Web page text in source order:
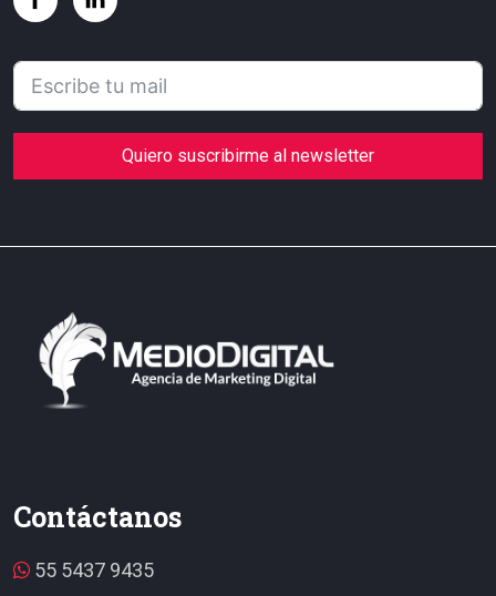
Quiero suscribirme al newsletter
Contáctanos
55 5437 9435